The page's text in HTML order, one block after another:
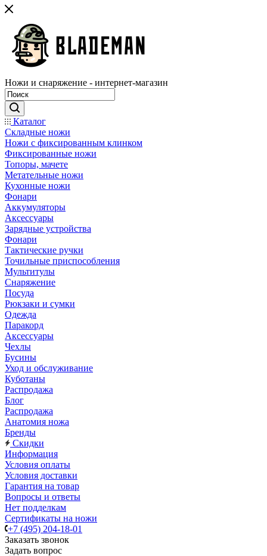
Ножи и снаряжение - интернет-магазин
Каталог
Складные ножи
Ножи с фиксированным клинком
Фиксированные ножи
Топоры, мачете
Метательные ножи
Кухонные ножи
Фонари
Аккумуляторы
Аксессуары
Зарядные устройства
Фонари
Тактические ручки
Точильные приспособления
Мультитулы
Снаряжение
Посуда
Рюкзаки и сумки
Одежда
Паракорд
Аксессуары
Чехлы
Бусины
Уход и обслуживание
Куботаны
Распродажа
Блог
Распродажа
Анатомия ножа
Бренды
Скидки
Информация
Условия оплаты
Условия доставки
Гарантия на товар
Вопросы и ответы
Нет подделкам
Сертификаты на ножи
+7 (495) 204-18-01
Заказать звонок
Задать вопрос